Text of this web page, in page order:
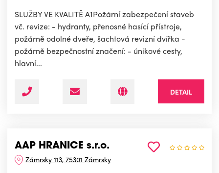
SLUŽBY VE KVALITĚ A1Požární zabezpečení staveb
vč. revize: - hydranty, přenosné hasící přístroje,
požárně odolné dveře, šachtová revizní dvířka -
požárně bezpečnostní značení: - únikové cesty,
hlavní...
DETAIL
AAP HRANICE s.r.o.
Zámrsky 113, 75301 Zámrsky